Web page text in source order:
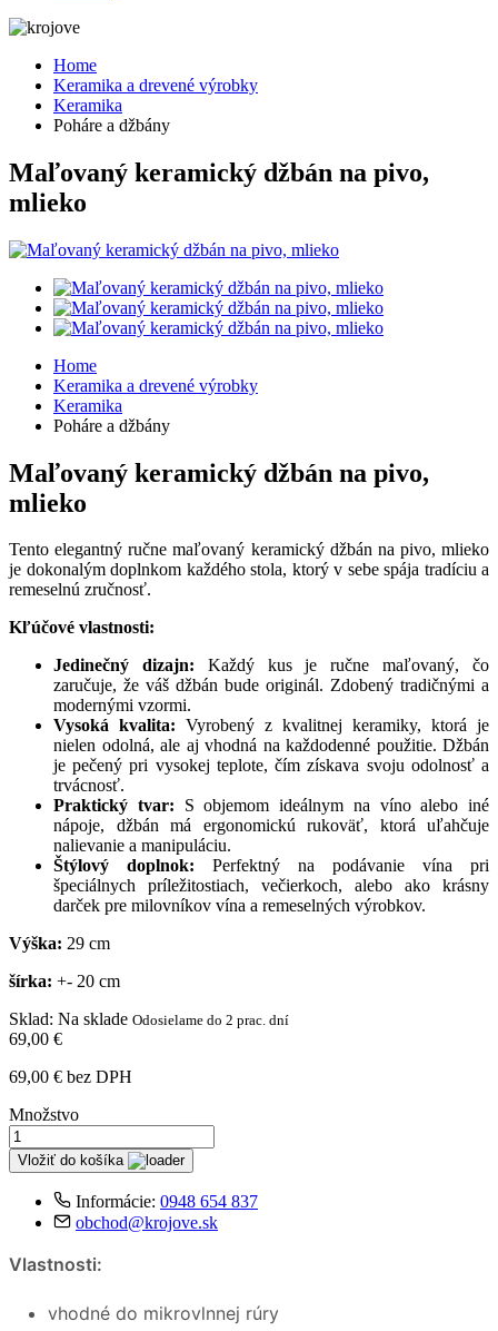
Home
Keramika a drevené výrobky
Keramika
Poháre a džbány
Maľovaný keramický džbán na pivo,
mlieko
Home
Keramika a drevené výrobky
Keramika
Poháre a džbány
Maľovaný keramický džbán na pivo,
mlieko
Tento elegantný ručne maľovaný keramický džbán na pivo, mlieko
je dokonalým doplnkom každého stola, ktorý v sebe spája tradíciu a
remeselnú zručnosť.
Kľúčové vlastnosti:
Jedinečný dizajn: Každý kus je ručne maľovaný, čo
zaručuje, že váš džbán bude originál. Zdobený tradičnými a
modernými vzormi.
Vysoká kvalita: Vyrobený z kvalitnej keramiky, ktorá je
nielen odolná, ale aj vhodná na každodenné použitie. Džbán
je pečený pri vysokej teplote, čím získava svoju odolnosť a
trvácnosť.
Praktický tvar: S objemom ideálnym na víno alebo iné
nápoje, džbán má ergonomickú rukoväť, ktorá uľahčuje
nalievanie a manipuláciu.
Štýlový doplnok: Perfektný na podávanie vína pri
špeciálnych príležitostiach, večierkoch, alebo ako krásny
darček pre milovníkov vína a remeselných výrobkov.
Výška: 29 cm
šírka: +- 20 cm
Sklad: Na sklade Odosielame do 2 prac. dní
69,00 €
69,00 € bez DPH
Množstvo
Vložiť do košíka
Informácie: 0948 654 837
obchod@krojove.sk
Vlastnosti:
vhodné do mikrovlnnej rúry